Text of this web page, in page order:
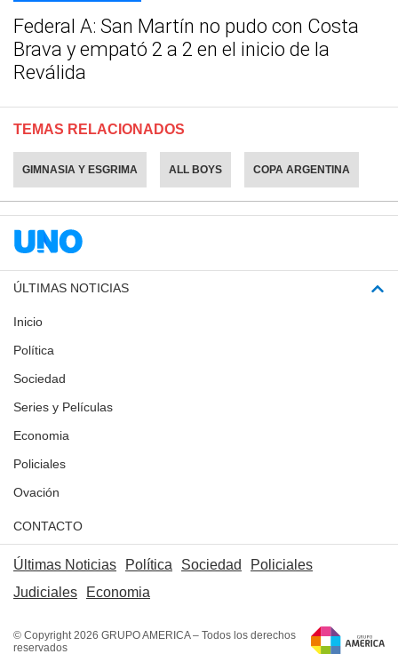
Federal A: San Martín no pudo con Costa
Brava y empató 2 a 2 en el inicio de la
Reválida
TEMAS RELACIONADOS
GIMNASIA Y ESGRIMA ALL BOYS COPA ARGENTINA
ÚLTIMAS NOTICIAS
Inicio
Política
Sociedad
Series y Películas
Economia
Policiales
Ovación
CONTACTO
Últimas Noticias Política Sociedad
Policiales
Judiciales
Economia
© Copyright 2026 GRUPO AMERICA – Todos los derechos
reservados